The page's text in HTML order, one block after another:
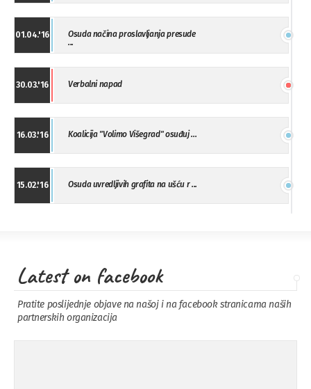
01.04.'16
Osuda načina proslavljanja presude
...
30.03.'16 Verbalni napad
16.03.'16 Koalicija "Volimo Višegrad" osuđuj ...
15.02.'16 Osuda uvredljivih grafita na ušću r ...
13.11.'15 Osuda napada u Drvaru
Pe ...
Latest on facebook
Pratite poslijednje objave na našoj i na facebook stranicama naših
partnerskih organizacija